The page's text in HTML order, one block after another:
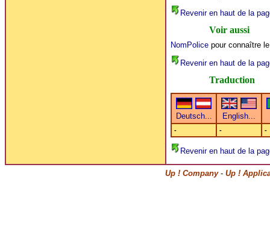
Revenir en haut de la
Voir aussi
NomPolicepour connaître
Revenir en haut de la
Traduction
- - -
Revenir en haut de la
Up ! Company- Up !